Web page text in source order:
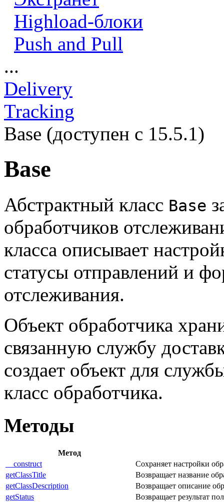
Highload-блоки
Push and Pull
...
Delivery
Tracking
Base (доступен с 15.5.1)
Base
Абстрактный класс Base
обработчиков
класса описывает
статусы отправлений и
отслеживания.
Объект обработчика
связанную службу
создает объект для
класс обработчика.
Методы
Метод
__construct
Сохраняет настройки
getClassTitle
Возвращает название
getClassDescription
Возвращает описание
getStatus
Возвращает результат